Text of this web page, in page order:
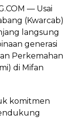
— Usai
(Kwarcab)
langsung
generasi
Perkemahan
di Mifan
komitmen